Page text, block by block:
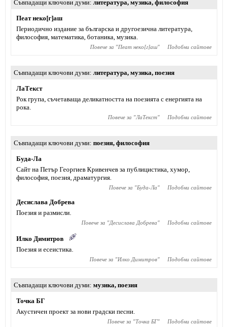
Съвпадащи ключови думи литература, музика, философия
Пеат неко[г]аш
Периодично издание за българска и другоезична литература,
философия, математика, ботаника, музика.
Повече за "Пеат неко[г]аш" Подобни сайтове
Съвпадащи ключови думи литература, музика, поезия
ЛаТекст
Рок група, съчетаваща деликатността на поезията с енергията на
рока.
Повече за "ЛаТекст" Подобни сайтове
Съвпадащи ключови думи поезия, философия
Буда-Ла
Сайт на Петър Георгиев Кривенчев за публицистика, хумор,
философия, поезия, драматургия.
Повече за "Буда-Ла" Подобни сайтове
Десислава Добрева
Поезия и размисли.
Повече за "Десислава Добрева" Подобни сайтове
Илко Димитров
Поезия и есеистика.
Повече за "Илко Димитров" Подобни сайтове
Съвпадащи ключови думи музика, поезия
Точка БГ
Акустичен проект за нови градски песни.
Повече за "Точка БГ" Подобни сайтове